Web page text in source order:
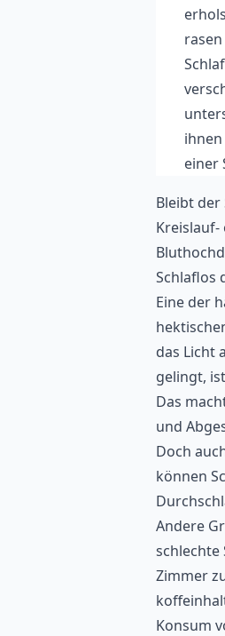
einer
Bleibt
Kreislauf-
Schlaflos
Eine der
das Licht
gelingt,
Das
und
Doch
können
Andere
schlechte
Zimmer
Konsum